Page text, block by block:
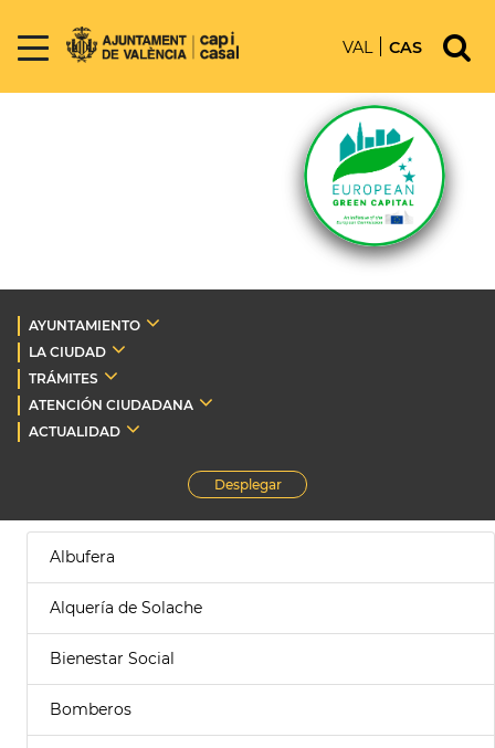
VAL CAS
AYUNTAMIENTO
LA CIUDAD
TRÁMITES
ATENCIÓN CIUDADANA
ACTUALIDAD
Desplegar
Albufera
Alquería de Solache
Bienestar Social
Bomberos